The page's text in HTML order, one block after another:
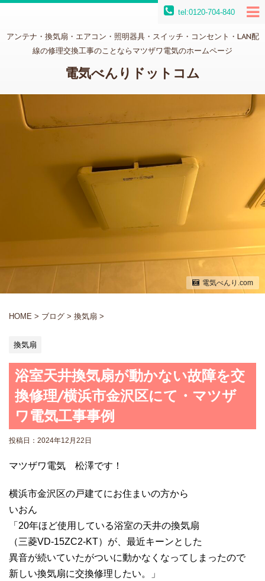
tel:0120-704-840
アンテナ・換気扇・エアコン・照明器具・スイッチ・コンセント・LAN配
線の修理交換工事のことならマツザワ電気のホームページ
電気べんりドットコム
電気べんり.com
HOME > ブログ > 換気扇 >
換気扇
浴室天井換気扇が動かない故障を交
換修理/横浜市金沢区にて・マツザ
ワ電気工事事例
投稿日： 2024年12月22日
マツザワ電気 松澤です！
横浜市金沢区の戸建てにお住まいの方から
いおん
「20年ほど使用している浴室の天井の換気扇
（三菱VD-15ZC2-KT）が、最近キーンとした
異音が続いていたがついに動かなくなってしまったので
新しい換気扇に交換修理したい。」